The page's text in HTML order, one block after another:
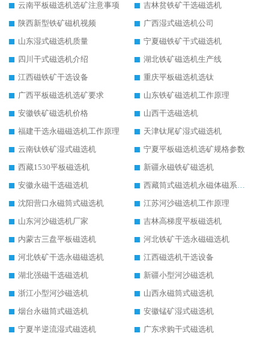
云南平板磁选机选矿注意事项
吉林贫铁矿干选磁选机
陕西新型铁矿磁机视频
广西湿式磁选机公司
山东湿式磁选机质量
宁夏磁铁矿干式磁选机
四川干式磁选机介绍
湖北铁矿磁选机生产线
江西磁铁矿干选设备
重庆平板磁选机选钛
广西平板磁选机选矿要求
山东铁矿磁选机工作原理
安徽铁矿磁选机价格
山西干选磁选机
福建干选永磁磁选机工作原理
天津钛尾矿湿式磁选机
云南钛铁矿湿式磁选机
宁夏平板磁选机选矿规格参数
西藏1530平板磁选机
新疆永磁铁矿磁选机
安徽永磁干选磁选机
西藏筒式磁选机永磁体磁系设计
沈阳营口永磁筒式磁选机
江苏河沙磁选机工作原理
山东河沙磁选机厂家
吉林高梯度平板磁选机
内蒙古三盘平板磁选机
河北铁矿干选永磁磁选机
河北铁矿干选永磁磁选机
江西磁选机干选设备
湖北强磁干选磁选机
新疆小型河沙磁选机
浙江小型河沙磁选机
山西永磁筒式磁选机
烟台永磁筒式磁选机
安徽锰矿湿式磁选机
宁夏半逆流湿式磁选机
广东求购干式磁选机